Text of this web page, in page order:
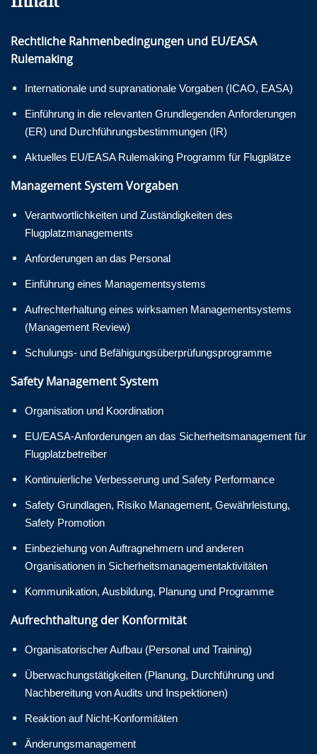
Rechtliche Rahmenbedingungen und EU/EASA
Rulemaking
Internationale und supranationale Vorgaben (ICAO, EASA)
Einführung in die relevanten Grundlegenden Anforderungen
(ER) und Durchführungsbestimmungen (IR)
Aktuelles EU/EASA Rulemaking Programm für Flugplätze
Management System Vorgaben
Verantwortlichkeiten und Zuständigkeiten des
Flugplatzmanagements
Anforderungen an das Personal
Einführung eines Managementsystems
Aufrechterhaltung eines wirksamen Managementsystems
(Management Review)
Schulungs- und Befähigungsüberprüfungsprogramme
Safety Management System
Organisation und Koordination
EU/EASA-Anforderungen an das Sicherheitsmanagement für
Flugplatzbetreiber
Kontinuierliche Verbesserung und Safety Performance
Safety Grundlagen, Risiko Management, Gewährleistung,
Safety Promotion
Einbeziehung von Auftragnehmern und anderen
Organisationen in Sicherheitsmanagementaktivitäten
Kommunikation, Ausbildung, Planung und Programme
Aufrechthaltung der Konformität
Organisatorischer Aufbau (Personal und Training)
Überwachungstätigkeiten (Planung, Durchführung und
Nachbereitung von Audits und Inspektionen)
Reaktion auf Nicht-Konformitäten
Änderungsmanagement